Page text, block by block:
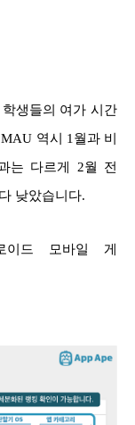
생들의 여가 시간
역시 1월과 비
는 다르게 2월 전
낮았습니다.
이드 모바일 게